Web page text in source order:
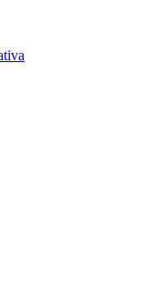
Opens in this window
in this window
in this window
in this window
in this window